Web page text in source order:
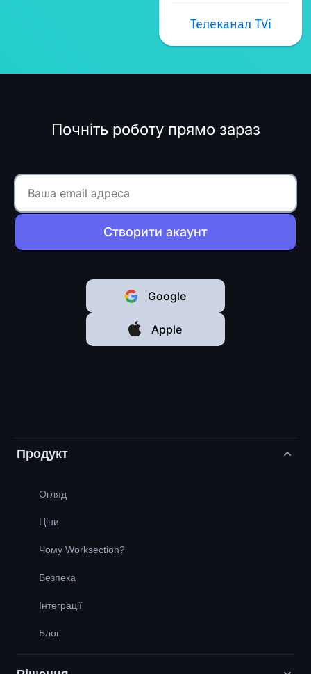
Телеканал TVi
Почніть роботу прямо зараз
Створити акаунт
Google
Apple
Продукт
Огляд
Ціни
Чому Worksection?
Безпека
Інтеграції
Блог